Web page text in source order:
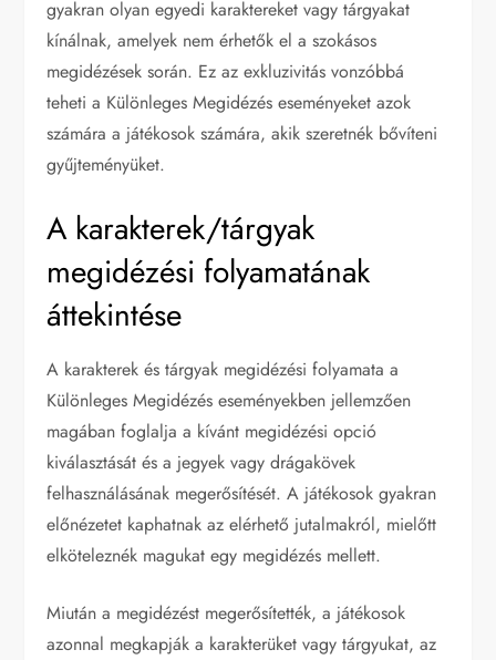
gyakran olyan egyedi karaktereket vagy tárgyakat
kínálnak, amelyek nem érhetők el a szokásos
megidézések során. Ez az exkluzivitás vonzóbbá
teheti a Különleges Megidézés eseményeket azok
számára a játékosok számára, akik szeretnék bővíteni
gyűjteményüket.
A karakterek/tárgyak
megidézési folyamatának
áttekintése
A karakterek és tárgyak megidézési folyamata a
Különleges Megidézés eseményekben jellemzően
magában foglalja a kívánt megidézési opció
kiválasztását és a jegyek vagy drágakövek
felhasználásának megerősítését. A játékosok gyakran
előnézetet kaphatnak az elérhető jutalmakról, mielőtt
elköteleznék magukat egy megidézés mellett.
Miután a megidézést megerősítették, a játékosok
azonnal megkapják a karakterüket vagy tárgyukat, az